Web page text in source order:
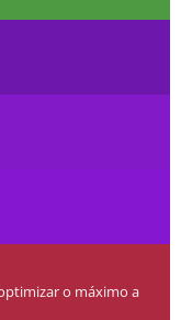
o máximo a